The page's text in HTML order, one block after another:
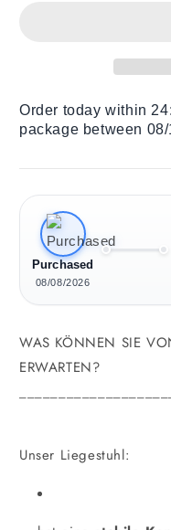
Order today within
package between
Purchased
08/08/2026
WAS KÖNNEN SIE
ERWARTEN?
Unser Liegestuhl: